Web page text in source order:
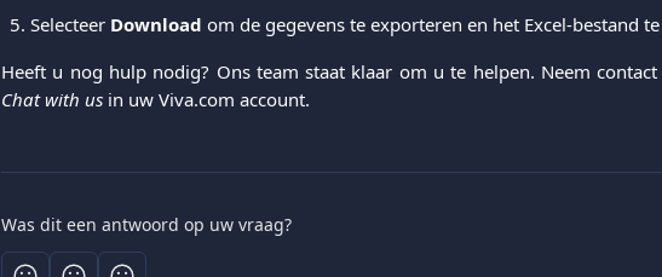
Selecteer Download om de gegevens te exporteren en het Excel-bestand
Heeft u nog hulp nodig? Ons team staat klaar om u te helpen. Neem
Chat with us in uw Viva.com account.
Was dit een antwoord op uw vraag?